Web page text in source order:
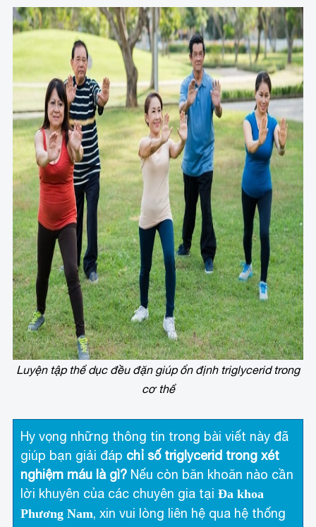
Luyện tập thể dục đều đặn giúp ổn định triglycerid trong
cơ thể
Hy vọng những thông tin trong bài viết này đã
giúp bạn giải đáp chỉ số triglycerid trong xét
nghiệm máu là gì? Nếu còn băn khoăn nào cần
lời khuyên của các chuyên gia tạiĐa khoa
Phương Nam, xin vui lòng liên hệ qua hệ thống